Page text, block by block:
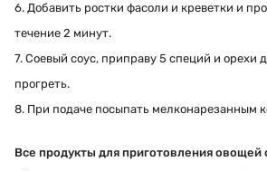
6. Добавить ростки фасоли и креветки и
течение 2 минут.
7. Соевый соус, приправу 5 специй и орехи
прогреть.
8. При подаче посыпать мелконарезанным
Все продукты для приготовления овощей